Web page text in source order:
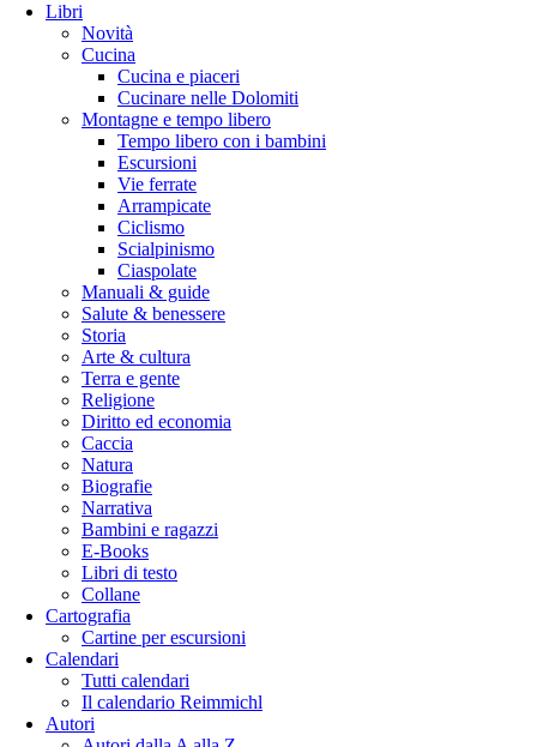
Libri
Novità
Cucina
Cucina e piaceri
Cucinare nelle Dolomiti
Montagne e tempo libero
Tempo libero con i bambini
Escursioni
Vie ferrate
Arrampicate
Ciclismo
Scialpinismo
Ciaspolate
Manuali & guide
Salute & benessere
Storia
Arte & cultura
Terra e gente
Religione
Diritto ed economia
Caccia
Natura
Biografie
Narrativa
Bambini e ragazzi
E-Books
Libri di testo
Collane
Cartografia
Cartine per escursioni
Calendari
Tutti calendari
Il calendario Reimmichl
Autori